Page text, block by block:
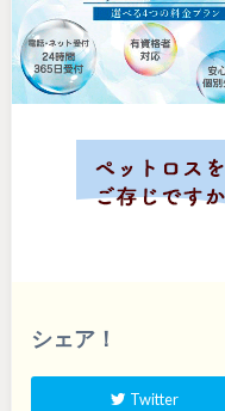
シェア！
Twitter